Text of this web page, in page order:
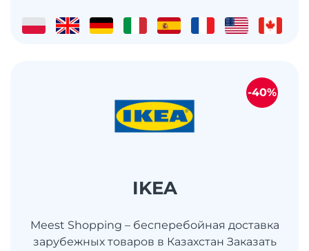
IKEA
Meest Shopping – бесперебойная доставка
зарубежных товаров в Казахстан Заказать
-40%